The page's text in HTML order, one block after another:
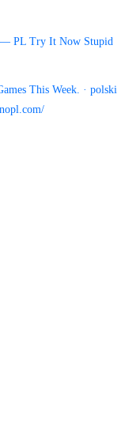
— PL Try It Now Stupid
This Week. · polski